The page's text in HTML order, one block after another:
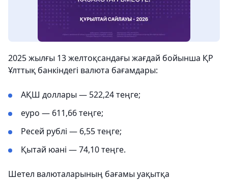
2025 жылғы 13 желтоқсандағы жағдай бойынша ҚР
Ұлттық банкіндегі валюта бағамдары:
АҚШ доллары — 522,24 теңге;
еуро — 611,66 теңге;
Ресей рублі — 6,55 теңге;
Қытай юані — 74,10 теңге.
Шетел валюталарының бағамы уақытқа